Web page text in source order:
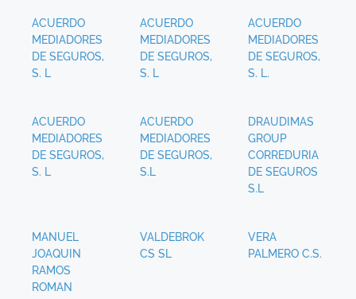
ACUERDO
MEDIADORES
DE SEGUROS,
S. L
ACUERDO
MEDIADORES
DE SEGUROS,
S. L
ACUERDO
MEDIADORES
DE SEGUROS,
S. L.
ACUERDO
MEDIADORES
DE SEGUROS,
S. L
ACUERDO
MEDIADORES
DE SEGUROS,
S.L
DRAUDIMAS
GROUP
CORREDURIA
DE SEGUROS
S.L
MANUEL
JOAQUIN
RAMOS
ROMAN
VALDEBROK
CS SL
VERA
PALMERO C.S.